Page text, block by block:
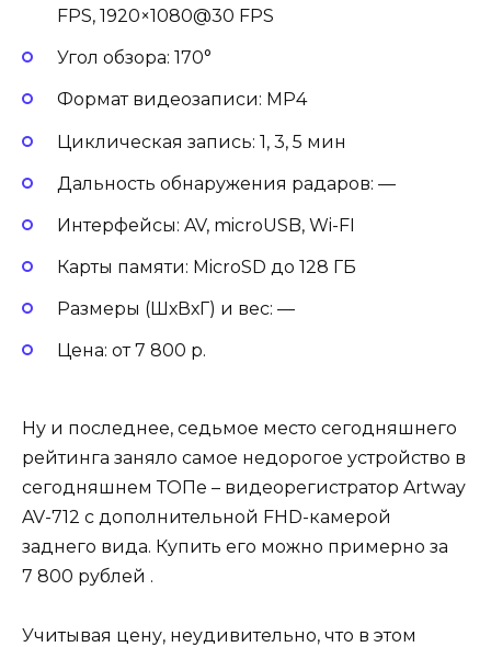
FPS, 1920×1080@30 FPS
Угол обзора: 170°
Формат видеозаписи: MP4
Циклическая запись: 1, 3, 5 мин
Дальность обнаружения радаров: —
Интерфейсы: AV, microUSB, Wi-FI
Карты памяти: MicroSD до 128 ГБ
Размеры (ШхВхГ) и вес: —
Цена: от 7 800 р.
Ну и последнее, седьмое место сегодняшнего
рейтинга заняло самое недорогое устройство в
сегодняшнем ТОПе – видеорегистратор Artway
AV-712 с дополнительной FHD-камерой
заднего вида. Купить его можно примерно за
7 800 рублей .
Учитывая цену, неудивительно, что в этом